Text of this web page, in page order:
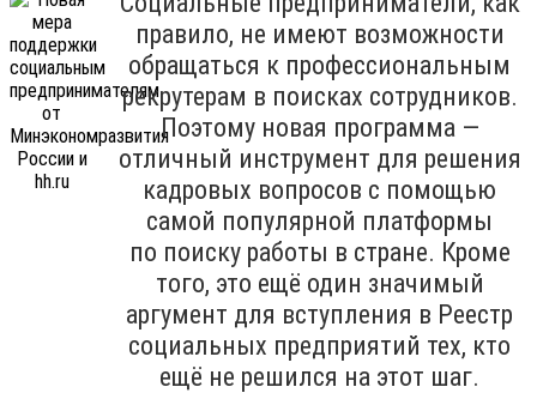
правило, не имеют возможности
обращаться к профессиональным
рекрутерам в поисках сотрудников.
Поэтому новая программа —
отличный инструмент для решения
кадровых вопросов с помощью
самой популярной платформы
по поиску работы в стране. Кроме
того, это ещё один значимый
аргумент для вступления в Реестр
социальных предприятий тех, кто
ещё не решился на этот шаг.